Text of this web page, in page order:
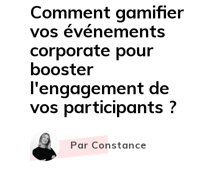
Comment gamifier
vos événements
corporate pour
booster
l'engagement de
vos participants ?
Par Constance